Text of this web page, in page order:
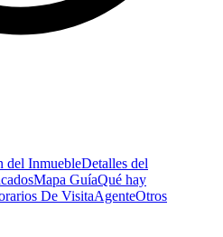
del InmuebleDetalles del
Mapa GuíaQué hay
De VisitaAgenteOtros